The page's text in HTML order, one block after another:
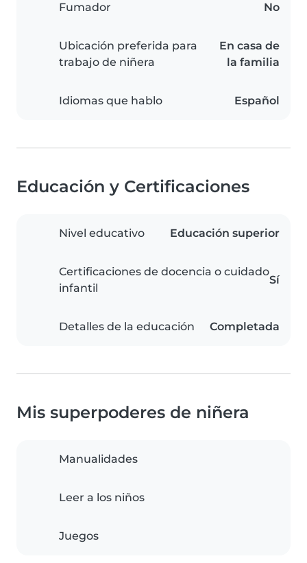
Fumador No
Ubicación preferida para
trabajo de niñera
En casa de
la familia
Idiomas que hablo Español
Educación y Certificaciones
Nivel educativo Educación superior
Certificaciones de docencia o cuidado
infantil
Sí
Detalles de la educación Completada
Mis superpoderes de niñera
Manualidades
Leer a los niños
Juegos